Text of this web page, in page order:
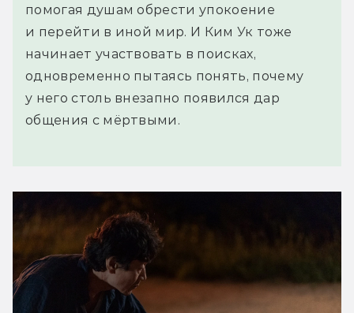
помогая душам обрести упокоение
и перейти в иной мир. И Ким Ук тоже
начинает участвовать в поисках,
одновременно пытаясь понять, почему
у него столь внезапно появился дар
общения с мёртвыми.